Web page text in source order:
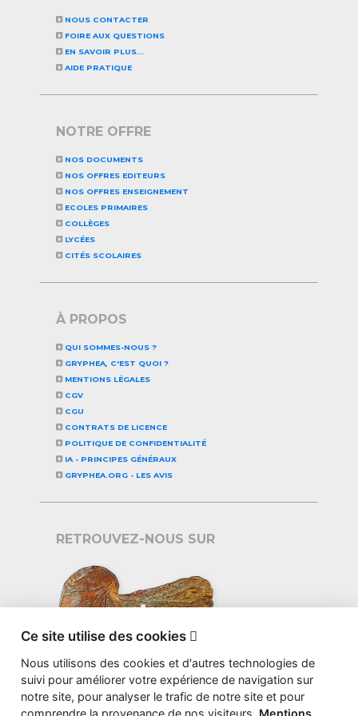
NOUS CONTACTER
FOIRE AUX QUESTIONS
EN SAVOIR PLUS...
AIDE PRATIQUE
NOTRE OFFRE
NOS DOCUMENTS
NOS OFFRES EDITEURS
NOS OFFRES ENSEIGNEMENT
ECOLES PRIMAIRES
COLLÈGES
LYCÉES
CITÉS SCOLAIRES
À PROPOS
QUI SOMMES-NOUS ?
GRYPHEA, C'EST QUOI ?
MENTIONS LÉGALES
CGV
CGU
CONTRATS DE LICENCE
POLITIQUE DE CONFIDENTIALITÉ
IA - PRINCIPES GÉNÉRAUX
GRYPHEA.ORG - LES AVIS
RETROUVEZ-NOUS SUR
Ce site utilise des cookies 
Nous utilisons des cookies et d'autres technologies de
suivi pour améliorer votre expérience de navigation sur
notre site, pour analyser le trafic de notre site et pour
comprendre la provenance de nos visiteurs. Mentions